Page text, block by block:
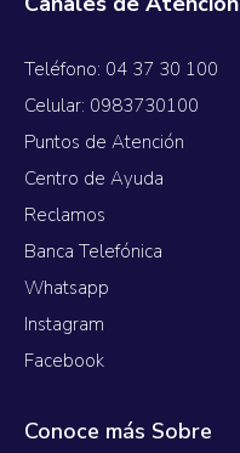
Teléfono: 04 37 30 100
Celular: 0983730100
Puntos de Atención
Centro de Ayuda
Reclamos
Banca Telefónica
Whatsapp
Instagram
Facebook
Conoce más Sobre